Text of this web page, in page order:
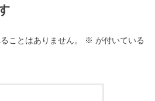
ことはありません。 ※ が付いている